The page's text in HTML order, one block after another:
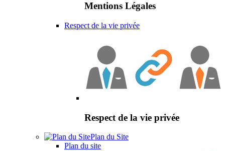
Mentions Légales
Respect de la vie privée
Respect de la vie privée
Plan du Site
Plan du site